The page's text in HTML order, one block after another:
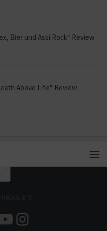
Bier und Assi Rock“ Review
Above Life“ Review
e. V.